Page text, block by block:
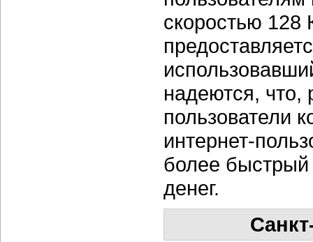
скоростью 128
надеются,
пользователи
интернет-
более быстрый
денег.